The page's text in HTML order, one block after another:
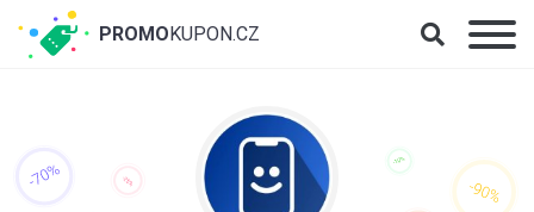
PROMOKUPON.CZ